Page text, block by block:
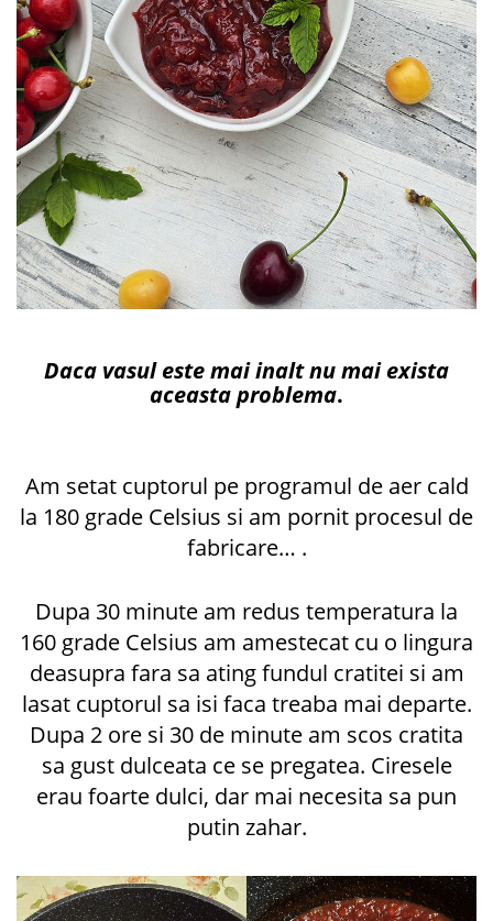
Daca vasul este mai inalt nu mai exista
aceasta problema.
Am setat cuptorul pe programul de aer cald
la 180 grade Celsius si am pornit procesul de
fabricare… .
Dupa 30 minute am redus temperatura la
160 grade Celsius am amestecat cu o lingura
deasupra fara sa ating fundul cratitei si am
lasat cuptorul sa isi faca treaba mai departe.
Dupa 2 ore si 30 de minute am scos cratita
sa gust dulceata ce se pregatea. Ciresele
erau foarte dulci, dar mai necesita sa pun
putin zahar.